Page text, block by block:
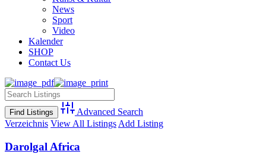
News
Sport
Video
Kalender
SHOP
Contact Us
Advanced Search
Verzeichnis View All Listings Add Listing
Darolgal Africa